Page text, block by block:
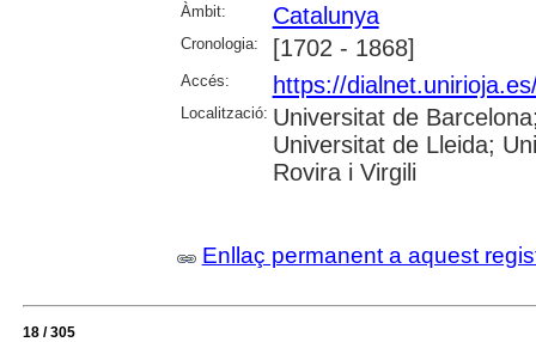
Àmbit:
Catalunya
Cronologia: [1702 - 1868]
Accés: https://
Localització: Universitat de
Universitat de Lleida;
Rovira i Virgili
Enllaç permanent a aquest
18 / 305